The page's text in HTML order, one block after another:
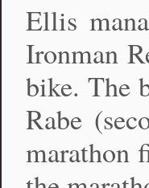
Ellis
Ironman
bike. The
Rabe
marathon